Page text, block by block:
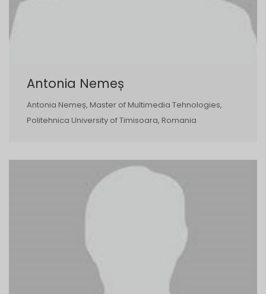
Antonia Nemeș
Antonia Nemeș, Master of Multimedia Tehnologies,
Politehnica University of Timisoara, Romania